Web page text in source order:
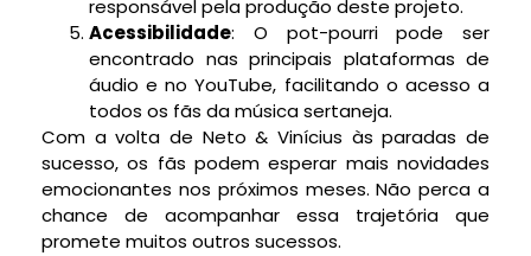
responsável pela produção deste projeto.
Acessibilidade: O pot-pourri pode ser
encontrado nas principais plataformas de
áudio e no YouTube, facilitando o acesso a
todos os fãs da música sertaneja.
Com a volta de Neto & Vinícius às paradas de
sucesso, os fãs podem esperar mais novidades
emocionantes nos próximos meses. Não perca a
chance de acompanhar essa trajetória que
promete muitos outros sucessos.